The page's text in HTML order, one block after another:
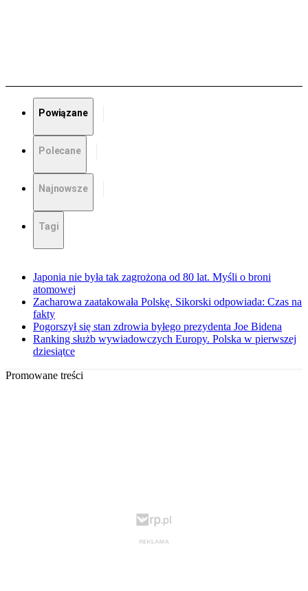
Powiązane
Polecane
Najnowsze
Tagi
Japonia nie była tak zagrożona od 80 lat. Myśli o broni
atomowej
Zacharowa zaatakowała Polskę. Sikorski odpowiada: Czas na
fakty
Pogorszył się stan zdrowia byłego prezydenta Joe Bidena
Ranking służb wywiadowczych Europy. Polska w pierwszej
dziesiątce
Promowane treści